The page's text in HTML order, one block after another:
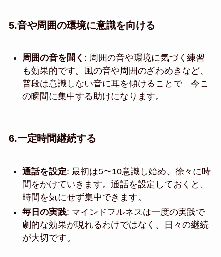
5.音や周囲の環境に意識を向ける
周囲の音を聞く : 周囲の音や環境に気づく練習
も効果的です。風の音や周囲のざわめきなど、
普段は意識しない音に耳を傾けることで、今こ
の瞬間に集中する助けになります。
6.一定時間継続する
通話を設定: 最初は5〜10意識し始め、徐々に時
間をかけていきます。通話を設定しておくと、
時間を気にせず集中できます。
毎日の実践: マインドフルネスは一度の実践で
劇的な効果が現れるわけではなく、日々の継続
が大切です。